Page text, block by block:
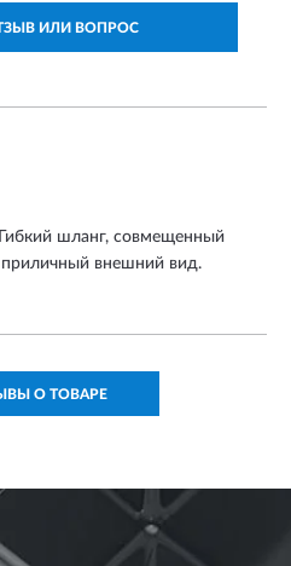
ИЛИ ВОПРОС
шланг, совмещенный
внешний вид.
О ТОВАРЕ